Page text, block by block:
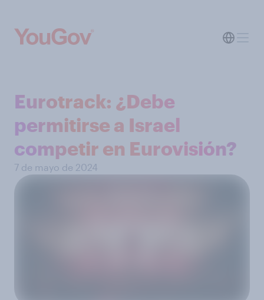
Eurotrack: ¿Debe
permitirse a Israel
competir en Eurovisión?
7 de mayo de 2024